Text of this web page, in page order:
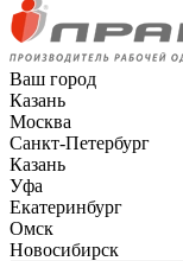
Ваш город
Казань
Москва
Санкт-Петербург
Казань
Уфа
Екатеринбург
Омск
Новосибирск